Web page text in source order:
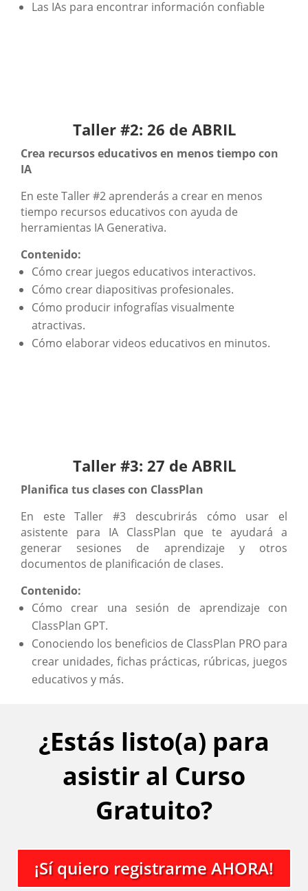
Las IAs para encontrar información confiable
Taller #2: 26 de ABRIL
Crea recursos educativos en menos tiempo con
IA
En este Taller #2 aprenderás a crear en menos
tiempo recursos educativos con ayuda de
herramientas IA Generativa.
Contenido:
Cómo crear juegos educativos interactivos.
Cómo crear diapositivas profesionales.
Cómo producir infografías visualmente
atractivas.
Cómo elaborar videos educativos en minutos.
Taller #3: 27 de ABRIL
Planifica tus clases con ClassPlan
En este Taller #3 descubrirás cómo usar el
asistente para IA ClassPlan que te ayudará a
generar sesiones de aprendizaje y otros
documentos de planificación de clases.
Contenido:
Cómo crear una sesión de aprendizaje con
ClassPlan GPT.
Conociendo los beneficios de ClassPlan PRO para
crear unidades, fichas prácticas, rúbricas, juegos
educativos y más.
¿Estás listo(a) para
asistir al Curso
Gratuito?
¡Sí quiero registrarme AHORA!